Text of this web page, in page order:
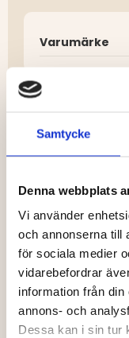
Samtycke
Denna webbplats
Vi använder
och annonserna till
för sociala medier
vidarebefordrar
information från
annons- och
Dessa kan i sin tur
Varumärke
DU KANSKE